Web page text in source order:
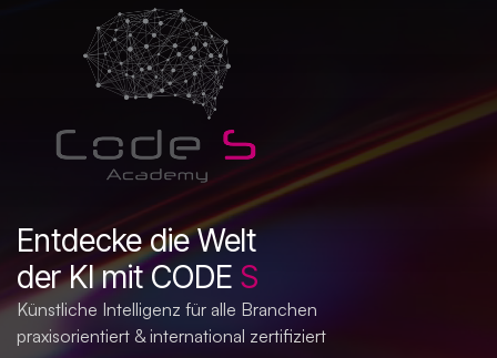
Entdecke die Welt
der KI mit CODE S
Künstliche Intelligenz für alle Branchen
praxisorientiert & international zertifiziert